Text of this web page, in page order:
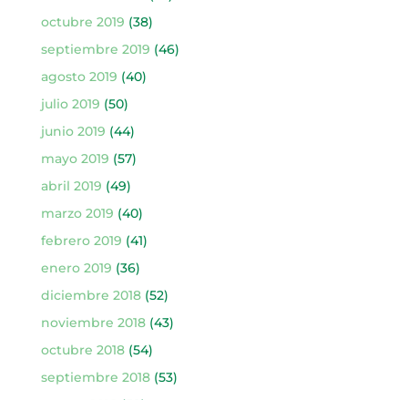
octubre 2019 (38)
septiembre 2019 (46)
agosto 2019 (40)
julio 2019 (50)
junio 2019 (44)
mayo 2019 (57)
abril 2019 (49)
marzo 2019 (40)
febrero 2019 (41)
enero 2019 (36)
diciembre 2018(52)
noviembre 2018(43)
octubre 2018(54)
septiembre 2018(53)